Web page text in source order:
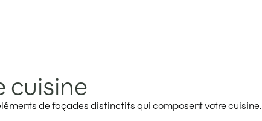
cuisine
de façades distinctifs qui composent votre cuisine.